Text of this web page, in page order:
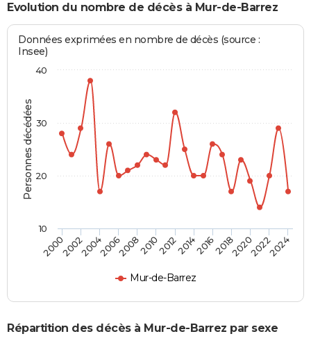
Evolution du nombre de décès à Mur-de-Barrez
Personnes décédées
Données exprimées en nombre de décès (source :
Insee)
Mur-de-Barrez
2000200220042006200820102012201420162018202020222024
10
20
30
40
Répartition des décès à Mur-de-Barrez par sexe